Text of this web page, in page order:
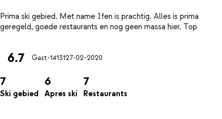
Prima ski gebied. Met name Ifen is prachtig. Alles is prima
6.7 Gast-1413127-02-2020
7
Ski gebied
6
Apres ski
7
Restaurants